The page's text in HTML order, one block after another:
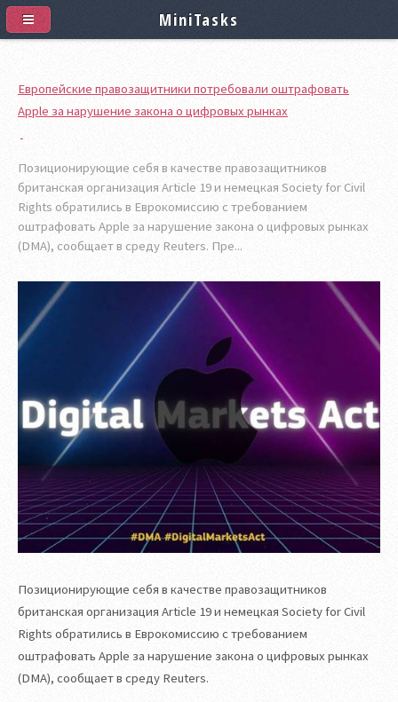
Европейские правозащитники потребовали оштрафовать
Apple за нарушение закона о цифровых рынках
Позиционирующие себя в качестве правозащитников
британская организация Article 19 и немецкая Society for Civil
Rights обратились в Еврокомиссию с требованием
оштрафовать Apple за нарушение закона о цифровых рынках
(DMA), сообщает в среду Reuters. Пре...
Позиционирующие себя в качестве правозащитников
британская организация Article 19 и немецкая Society for Civil
Rights обратились в Еврокомиссию с требованием
оштрафовать Apple за нарушение закона о цифровых рынках
(DMA), сообщает в среду Reuters.
MiniTasks